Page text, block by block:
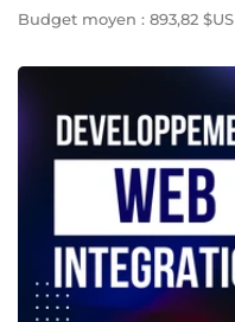
Budget moyen : 893,82 $US